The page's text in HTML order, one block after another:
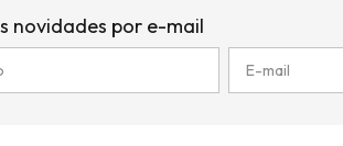
novidades por e-mail